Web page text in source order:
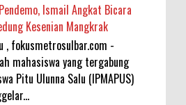
Ismail Angkat Bicara
Kesenian Mangkrak
, fokusmetrosulbar.com -
mahasiswa yang tergabung
Pitu Ulunna Salu (IPMAPUS)